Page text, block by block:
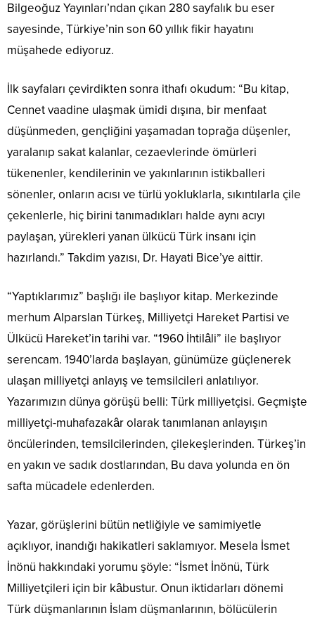
Bilgeoğuz Yayınları’ndan çıkan 280 sayfalık bu eser
sayesinde, Türkiye’nin son 60 yıllık fikir hayatını
müşahede ediyoruz.
İlk sayfaları çevirdikten sonra ithafı okudum: “Bu kitap,
Cennet vaadine ulaşmak ümidi dışına, bir menfaat
düşünmeden, gençliğini yaşamadan toprağa düşenler,
yaralanıp sakat kalanlar, cezaevlerinde ömürleri
tükenenler, kendilerinin ve yakınlarının istikballeri
sönenler, onların acısı ve türlü yokluklarla, sıkıntılarla çile
çekenlerle, hiç birini tanımadıkları halde aynı acıyı
paylaşan, yürekleri yanan ülkücü Türk insanı için
hazırlandı.” Takdim yazısı, Dr. Hayati Bice’ye aittir.
“Yaptıklarımız” başlığı ile başlıyor kitap. Merkezinde
merhum Alparslan Türkeş, Milliyetçi Hareket Partisi ve
Ülkücü Hareket’in tarihi var. “1960 İhtilâli” ile başlıyor
serencam. 1940’larda başlayan, günümüze güçlenerek
ulaşan milliyetçi anlayış ve temsilcileri anlatılıyor.
Yazarımızın dünya görüşü belli: Türk milliyetçisi. Geçmişte
milliyetçi-muhafazakâr olarak tanımlanan anlayışın
öncülerinden, temsilcilerinden, çilekeşlerinden. Türkeş’in
en yakın ve sadık dostlarından, Bu dava yolunda en ön
safta mücadele edenlerden.
Yazar, görüşlerini bütün netliğiyle ve samimiyetle
açıklıyor, inandığı hakikatleri saklamıyor. Mesela İsmet
İnönü hakkındaki yorumu şöyle: “İsmet İnönü, Türk
Milliyetçileri için bir kâbustur. Onun iktidarları dönemi
Türk düşmanlarının İslam düşmanlarının, bölücülerin